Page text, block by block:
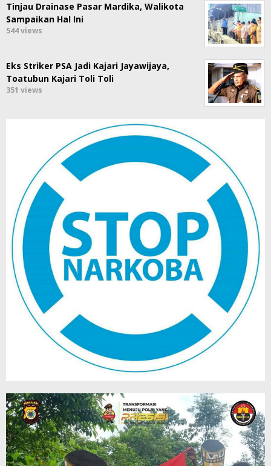
Tinjau Drainase Pasar Mardika, Walikota
Sampaikan Hal Ini
544 views
Eks Striker PSA Jadi Kajari Jayawijaya,
Toatubun Kajari Toli Toli
351 views